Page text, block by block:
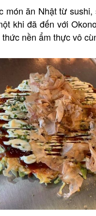
món ăn Nhật từ sushi,
khi đã đến với
nền ẩm thực vô